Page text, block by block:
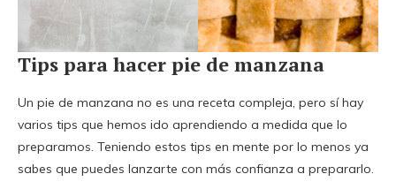
Tips para hacer pie de manzana
Un pie de manzana no es una receta compleja, pero sí hay
varios tips que hemos ido aprendiendo a medida que lo
preparamos. Teniendo estos tips en mente por lo menos ya
sabes que puedes lanzarte con más confianza a prepararlo.